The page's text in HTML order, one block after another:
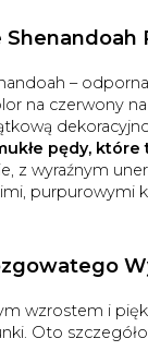
–
na czerwony
pędy,
z wyraźnym
wzrostem i
Oto